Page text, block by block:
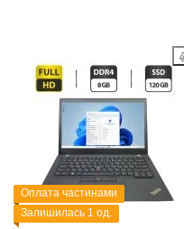
Оплата частинами
Залишилась 1 од.